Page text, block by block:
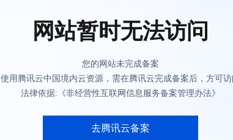
网站暂时无法访问
您的网站未完成备案
使用腾讯云中国境内云资源，需在腾讯云完成备案后，方可
法律依据:《非经营性互联网信息服务备案管理办法》
去腾讯云备案